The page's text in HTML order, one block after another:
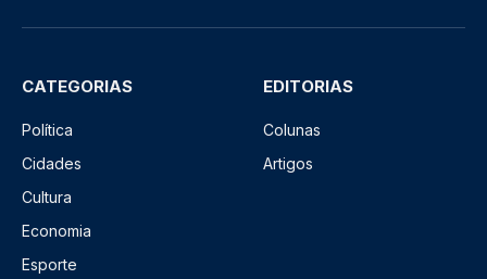
CATEGORIAS
Política
Cidades
Cultura
Economia
Esporte
EDITORIAS
Colunas
Artigos